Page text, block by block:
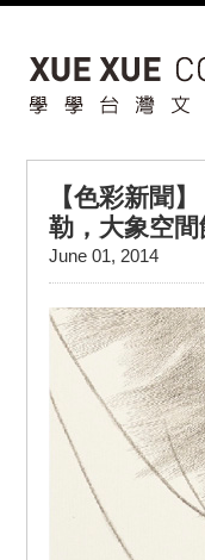
【色彩新聞
勒，大象空
June 01, 2014